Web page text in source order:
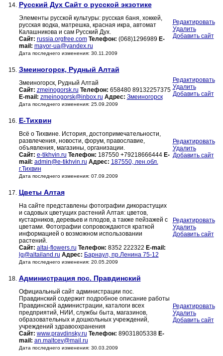
14. Русский Дух Сайт о русской экзотике
Элементы русской культуры: русская баня, хоккей,
русская водка, матрешка, красная икра, автомат
Калашникова и сам Русский Дух.
Сайт: russia.orgfree.com Телефон: (068)1296989 E-
mail: mayor-ua@yandex.ru
Дата последнего изменения: 30.11.2009
Редактировать
Удалить
Добавить сайт
15. Змеиногорск, Рудный Алтай
Змеиногорск, Рудный Алтай
Сайт: zmeinogorsk.ru Телефон: 658480 89132257375
E-mail: zmeinogorsk@inbox.ru Адрес: Змеиногорск
Дата последнего изменения: 25.09.2009
Редактировать
Удалить
Добавить сайт
16. Е-Тихвин
Всё о Тихвине. История, достопримечательности,
развлечения, новости, форум, православие,
объявления, магазины, организации.
Сайт: e-tikhvin.ru Телефон: 187550 +79218666444 E-
mail: admin@e-tikhvin.ru Адрес: 187550, лен.обл.
г.Тихвин
Дата последнего изменения: 07.09.2009
Редактировать
Удалить
Добавить сайт
17. Цветы Алтая
На сайте представлены фотографии дикорастущих
и садовых цветущих растений Алтая: цветов,
кустарников, деревьев и плодов, а также пейзажей с
цветами. Фотографии сопровождаются краткой
информацией о возможном использовании
растений.
Сайт: altai-flowers.ru Телефон: 8352 222322 E-mail:
lg@altailand.ru Адрес: Барнаул, пр.Ленина 75-12
Дата последнего изменения: 20.05.2009
Редактировать
Удалить
Добавить сайт
18. Администрация пос. Правдинский
Официальный сайт администрации пос.
Правдинский содержит подробное описание работы
Правдинской администрации, каталоги всех
предприятий, НИИ, службы быта, магазинов,
образовательных и дошкольных учреждений,
учреждений здравоохранения
Сайт: www.pravdinsky.ru Телефон: 89031805338 E-
mail: an.maltcev@mail.ru
Дата последнего изменения: 30.03.2009
Редактировать
Удалить
Добавить сайт